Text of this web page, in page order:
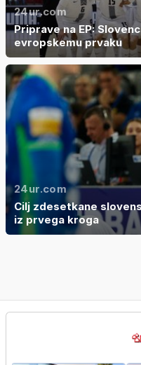
24ur.com
Priprave na EP:
evropskemu prvaku
24ur.com
Cilj zdesetkane
iz prvega kroga